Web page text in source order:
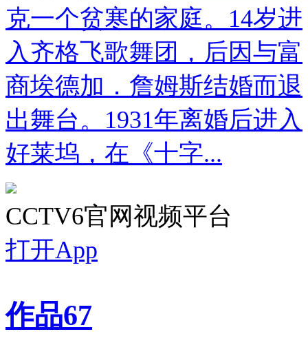
克一个贫寒的家庭。14岁进
入齐格飞歌舞团，后因与富
商埃德加．詹姆斯结婚而退
出舞台。1931年离婚后进入
好莱坞，在《十字...
CCTV6官网视频平台
打开App
作品67